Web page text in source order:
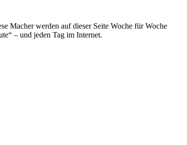
Macher werden auf dieser Seite Woche für Woche
– und jeden Tag im Internet.